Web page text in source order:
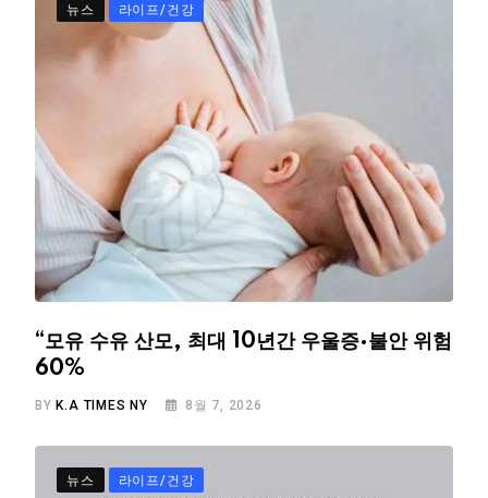
뉴스 라이프/건강
“모유 수유 산모, 최대 10년간 우울증·불안 위험
60%
BY K.A TIMES NY 8월 7, 2026
뉴스 라이프/건강